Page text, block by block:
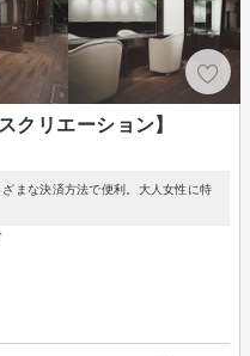
クリエーション】
まな決済方法で便利。大人女性に特